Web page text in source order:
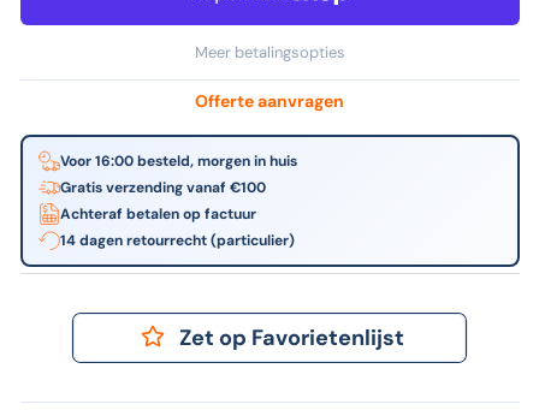
6st
Meer betalingsopties
Offerte aanvragen
Voor 16:00 besteld, morgen in huis
Gratis verzending vanaf €100
Achteraf betalen op factuur
14 dagen retourrecht (particulier)
Zet op Favorietenlijst